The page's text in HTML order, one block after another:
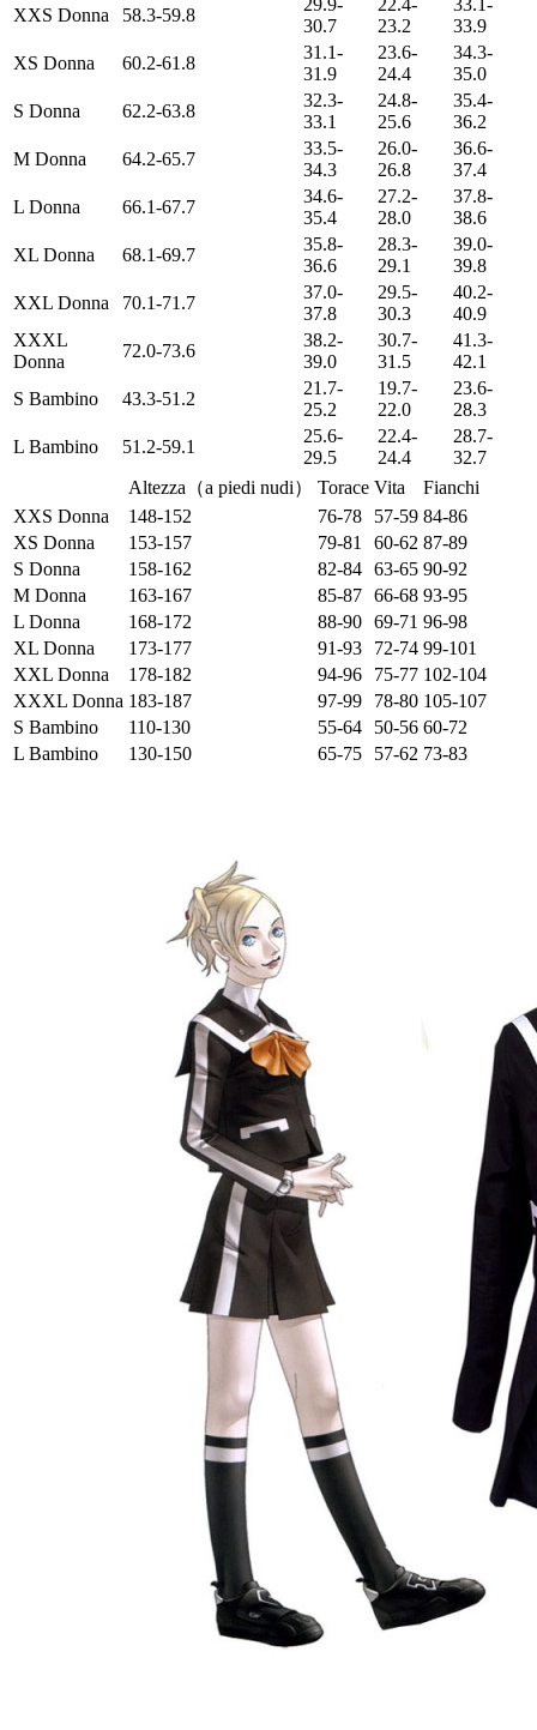
XXS Donna 58.3-59.8
30.7
23.2
33.9
XS Donna
60.2-61.8
31.1-
31.9
23.6-
24.4
34.3-
35.0
S Donna
62.2-63.8
32.3-
33.1
24.8-
25.6
35.4-
36.2
M Donna
64.2-65.7
33.5-
34.3
26.0-
26.8
36.6-
37.4
L Donna
66.1-67.7
34.6-
35.4
27.2-
28.0
37.8-
38.6
XL Donna
68.1-69.7
35.8-
36.6
28.3-
29.1
39.0-
39.8
XXL Donna
70.1-71.7
37.0-
37.8
29.5-
30.3
40.2-
40.9
XXXL
Donna
72.0-73.6
38.2-
39.0
30.7-
31.5
41.3-
42.1
S Bambino
43.3-51.2
21.7-
25.2
19.7-
22.0
23.6-
28.3
L Bambino
51.2-59.1
25.6-
29.5
22.4-
24.4
28.7-
32.7
Altezza（a piedi nudi）
Torace Vita
Fianchi
XXS Donna
148-152 76-78 57-59 84-86
XS Donna
153-157 79-81 60-62 87-89
S Donna
158-162 82-84 63-65 90-92
M Donna
163-167 85-87 66-68 93-95
L Donna
168-172 88-90 69-71 96-98
XL Donna
173-177 91-93 72-74 99-101
XXL Donna
178-182 94-96 75-77 102-104
XXXL Donna 183-187 97-99 78-80 105-107
S Bambino
110-130 55-64 50-56 60-72
L Bambino
130-150 65-75 57-62 73-83